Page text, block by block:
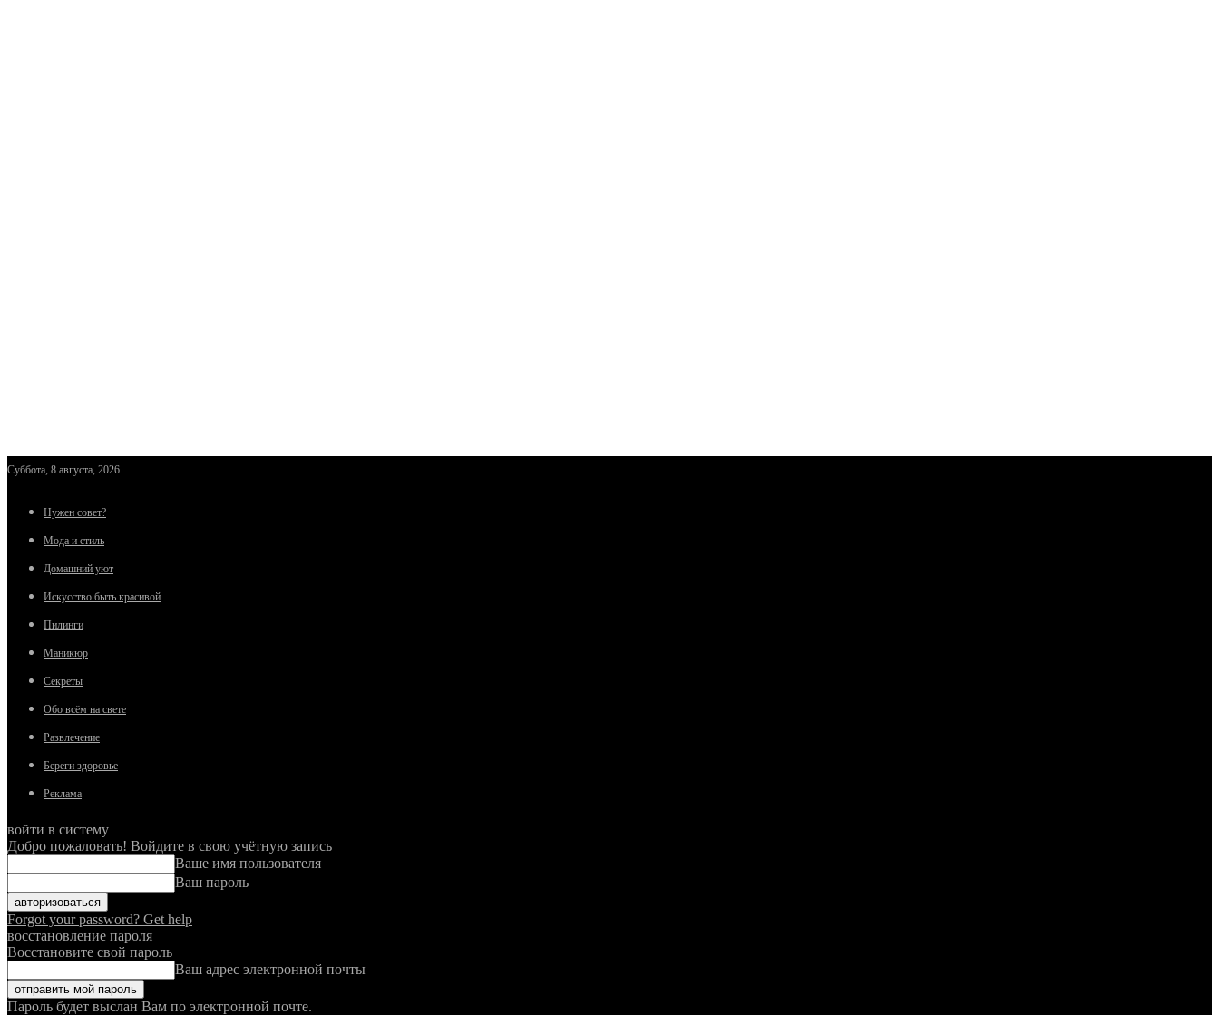
Суббота, 8 августа, 2026
Нужен совет?
Мода и стиль
Домашний уют
Искусство быть красивой
Пилинги
Маникюр
Секреты
Обо всём на свете
Развлечение
Береги здоровье
Реклама
войти в систему
Добро пожаловать! Войдите в свою учётную запись
Ваше имя пользователя
Ваш пароль
Forgot your password? Get help
восстановление пароля
Восстановите свой пароль
Ваш адрес электронной почты
Пароль будет выслан Вам по электронной почте.